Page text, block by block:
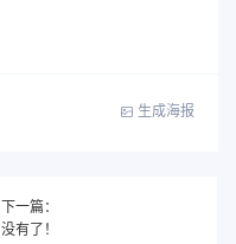
生成海报
下一篇：
没有了！